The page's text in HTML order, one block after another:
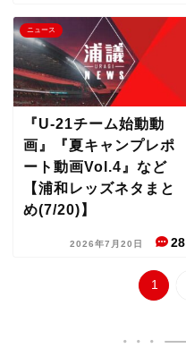
ニュース
『U-21チーム始動動
画』『夏キャンプレポ
ート動画Vol.4』など
【浦和レッズネタまと
め(7/20)】
2026年7月20日 28
1